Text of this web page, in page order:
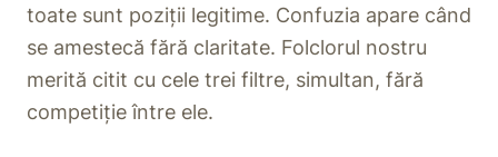
toate sunt poziții legitime. Confuzia apare când
se amestecă fără claritate. Folclorul nostru
merită citit cu cele trei filtre, simultan, fără
competiție între ele.